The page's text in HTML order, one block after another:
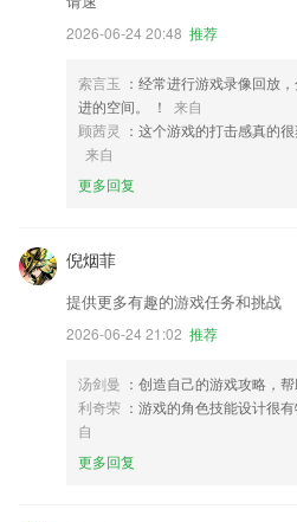
2026-06-24 20:48 推荐
索言玉 ：经常进行游戏录像回放
进的空间。 ！
来自
顾茜灵 ：这个游戏的打击感真的
来自
更多回复
倪烟菲
提供更多有趣的游戏任务和挑战
2026-06-24 21:02 推荐
汤剑曼 ：创造自己的游戏攻略，
利奇荣 ：游戏的角色技能设计很
自
更多回复